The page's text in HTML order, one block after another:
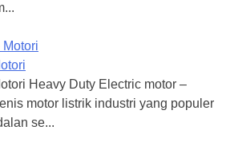
Heavy Duty Electric motor –
motor listrik industri yang populer
se...